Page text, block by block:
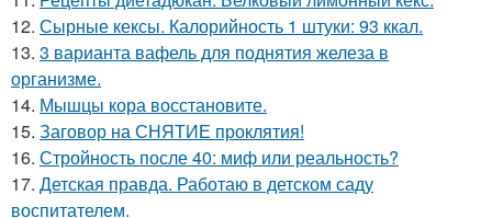
12. Сырные кексы. Калорийность 1 штуки: 93 ккал.
13. 3 варианта вафель для поднятия железа в
организме.
14. Мышцы кора восстановите.
15. Заговор на СНЯТИЕ проклятия!
16. Стройность после 40: миф или реальность?
17. Детская правда. Работаю в детском саду
воспитателем.